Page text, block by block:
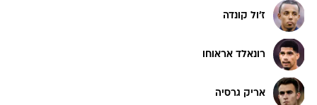
ז'ול קונדה
רונאלד אראוחו
אריק גרסיה